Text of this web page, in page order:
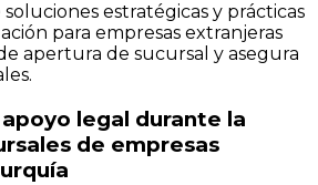
estratégicas y prácticas
para empresas extranjeras
apertura de sucursal y asegura
legal durante la
de empresas